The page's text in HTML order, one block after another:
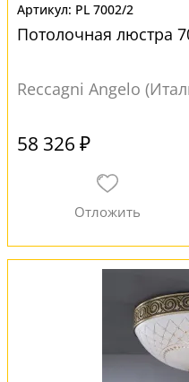
PL 7002/2
Потолочная люстра
Reccagni Angelo
58 326 ₽